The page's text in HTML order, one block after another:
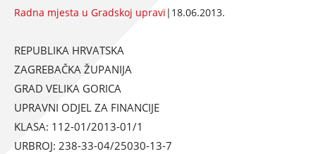
Radna mjesta u Gradskoj upravi | 18.06.2013.
REPUBLIKA HRVATSKA
ZAGREBAČKA ŽUPANIJA
GRAD VELIKA GORICA
UPRAVNI ODJEL ZA FINANCIJE
KLASA: 112-01/2013-01/1
URBROJ: 238-33-04/25030-13-7